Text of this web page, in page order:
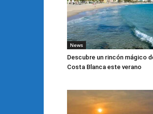
News
Descubre un rincón mágico
Costa Blanca este verano